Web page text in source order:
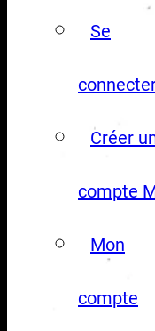
Se
Créer
compte
Mon
compte